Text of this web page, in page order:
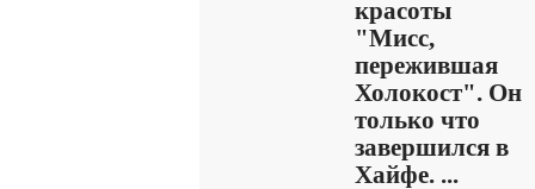
красоты
"Мисс,
пережившая
Холокост". Он
только что
завершился в
Хайфе. ...